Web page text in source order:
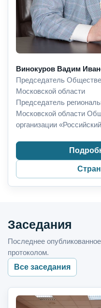
Винокуров Вадим
Председатель
Московской области
Председатель
Московской области
организации
Заседания
Последнее
протоколом.
Все заседания